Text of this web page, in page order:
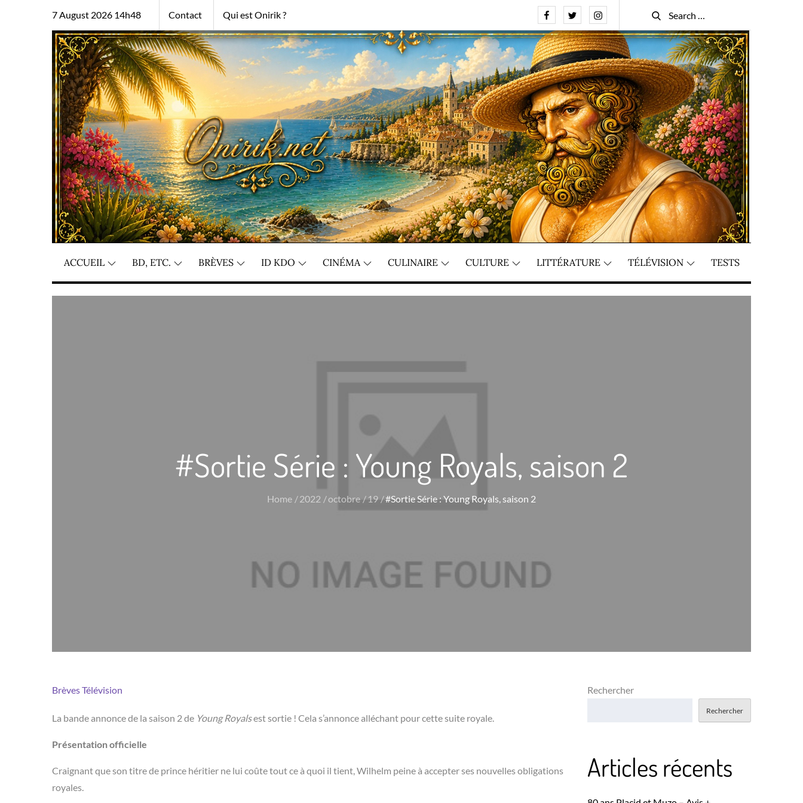
7 August 2026 14h48 Contact Qui est Onirik ? FacebookTwitterInstagram
Search
for:
Search
ACCUEIL BD, ETC. BRÈVES ID KDO CINÉMA CULINAIRE CULTURE LITTÉRATURE TÉLÉVISION TESTS
#Sortie Série : Young Royals, saison 2
Home 2022 octobre 19 #Sortie Série : Young Royals, saison 2
BrèvesTélévision
La bande annonce de la saison 2 de Young Royalsest sortie ! Cela s’annonce alléchant pour cette suite royale.
Présentation officielle
Craignant que son titre de prince héritier ne lui coûte tout ce à quoi il tient, Wilhelm peine à accepter ses nouvelles obligations
royales.
Rechercher
Rechercher
Articles récents